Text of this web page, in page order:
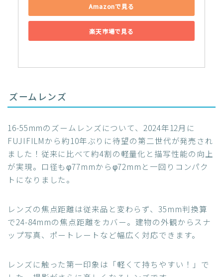
Amazonで見る
楽天市場で見る
ズームレンズ
16-55mmのズームレンズについて、2024年12月に
FUJIFILMから約10年ぶりに待望の第二世代が発売され
ました！従来に比べて約4割の軽量化と描写性能の向上
が実現。口径もφ77mmからφ72mmと一回りコンパク
トになりました。
レンズの焦点距離は従来品と変わらず、35mm判換算
で24-84mmの焦点距離をカバー。建物の外観からスナ
ップ写真、ポートレートなど幅広く対応できます。
レンズに触った第一印象は「軽くて持ちやすい！」で